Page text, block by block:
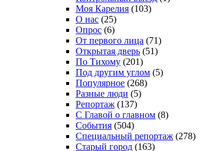
Моя Карелия (103)
О нас (25)
Опрос (6)
От первого лица (71)
Открытая дверь (51)
По Тихому (201)
Под другим углом (5)
Популярное (268)
Разные люди (5)
Репортаж (137)
С Главой о главном (8)
События (504)
Специальный репортаж (278)
Старый город (163)